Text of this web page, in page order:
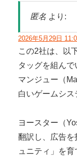
匿名 より:
2026年5月29日
この2社は、以
タッグを組んで
マンジュー（
白いゲームシス
ヨースター（
翻訳し、広告を
ュニティ」を育